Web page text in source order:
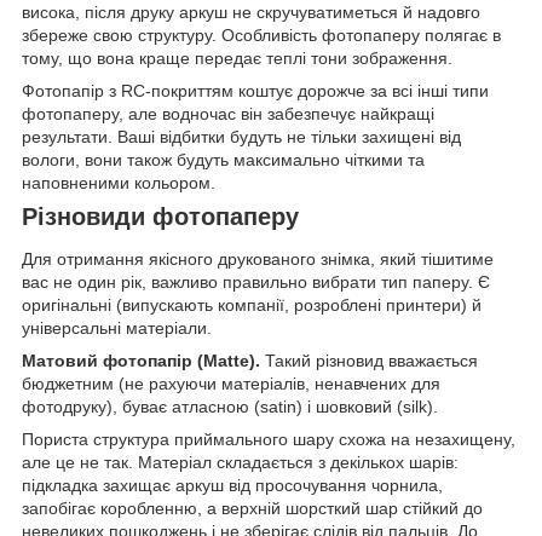
висока, після друку аркуш не скручуватиметься й надовго
збереже свою структуру. Особливість фотопаперу полягає в
тому, що вона краще передає теплі тони зображення.
Фотопапір з RC-покриттям коштує дорожче за всі інші типи
фотопаперу, але водночас він забезпечує найкращі
результати. Ваші відбитки будуть не тільки захищені від
вологи, вони також будуть максимально чіткими та
наповненими кольором.
Різновиди фотопаперу
Для отримання якісного друкованого знімка, який тішитиме
вас не один рік, важливо правильно вибрати тип паперу. Є
оригінальні (випускають компанії, розроблені принтери) й
універсальні матеріали.
Матовий фотопапір (Matte). Такий різновид вважається
бюджетним (не рахуючи матеріалів, ненавчених для
фотодруку), буває атласною (satin) і шовковий (silk).
Пориста структура приймального шару схожа на незахищену,
але це не так. Матеріал складається з декількох шарів:
підкладка захищає аркуш від просочування чорнила,
запобігає коробленню, а верхній шорсткий шар стійкий до
невеликих пошкоджень і не зберігає слідів від пальців. До